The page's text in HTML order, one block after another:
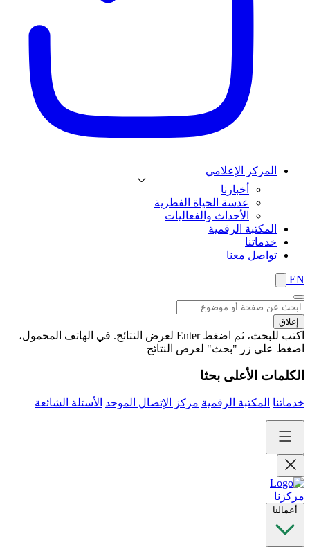
المركز الإعلامي
أخبارنا
عدسة الحياة الفطرية
الأحداث والفعاليات
المكتبة الرقمية
خدماتنا
تواصل معنا
EN
إغلاق
اكتب للبحث، ثم اضغط Enter لعرض النتائج. في الهاتف المحمول،
اضغط على زر "بحث" لعرض النتائج
الكلمات الأعلى بحثا
خدماتنا المكتبة الرقمية مركز الإتصال الموحد الأسئلة الشائعة
مركزنا
أعمالنا